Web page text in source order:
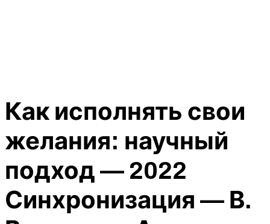
Как исполнять свои
желания: научный
подход — 2022
Синхронизация — В.